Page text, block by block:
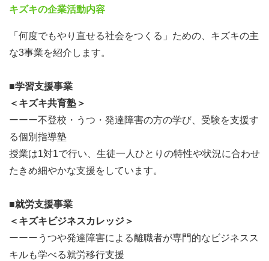
キズキの企業活動内容
「何度でもやり直せる社会をつくる」ための、キズキの主
な3事業を紹介します。
■学習支援事業
＜キズキ共育塾＞
ーーー不登校・うつ・発達障害の方の学び、受験を支援す
る個別指導塾
授業は1対1で行い、生徒一人ひとりの特性や状況に合わせ
たきめ細やかな支援をしています。
■就労支援事業
＜キズキビジネスカレッジ＞
ーーーうつや発達障害による離職者が専門的なビジネスス
キルも学べる就労移行支援